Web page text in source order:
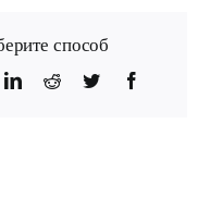
способ!
Facebook
Twitter
Reddit